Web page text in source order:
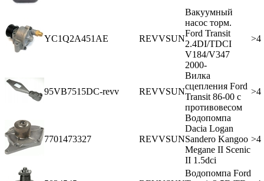
YC1Q2A451AE REVVSUN
Вакуумный
насос торм.
Ford Transit
2.4DI/TDCI
V184/V347
2000-
>4
95VB7515DC-revv REVVSUN
Вилка
сцепления Ford
Transit 86-00 с
противовесом
>4
7701473327 REVVSUN
Водопомпа
Dacia Logan
Sandero Kangoo
Megane II Scenic
II 1.5dci
>4
Водопомпа Ford